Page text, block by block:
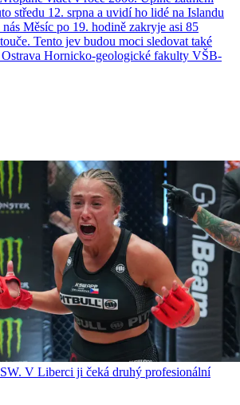
středu 12. srpna a uvidí ho lidé na Islandu
Měsíc po 19. hodině zakryje asi 85
Tento jev budou moci sledovat také
Ostrava Hornicko-geologické fakulty VŠB-
V Liberci ji čeká druhý profesionální